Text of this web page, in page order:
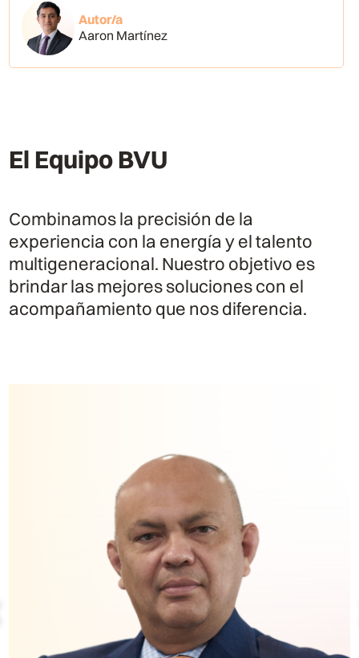
Autor/a
Aaron Martínez
El Equipo BVU
Combinamos la precisión de la
experiencia con la energía y el talento
multigeneracional. Nuestro objetivo es
brindar las mejores soluciones con el
acompañamiento que nos diferencia.